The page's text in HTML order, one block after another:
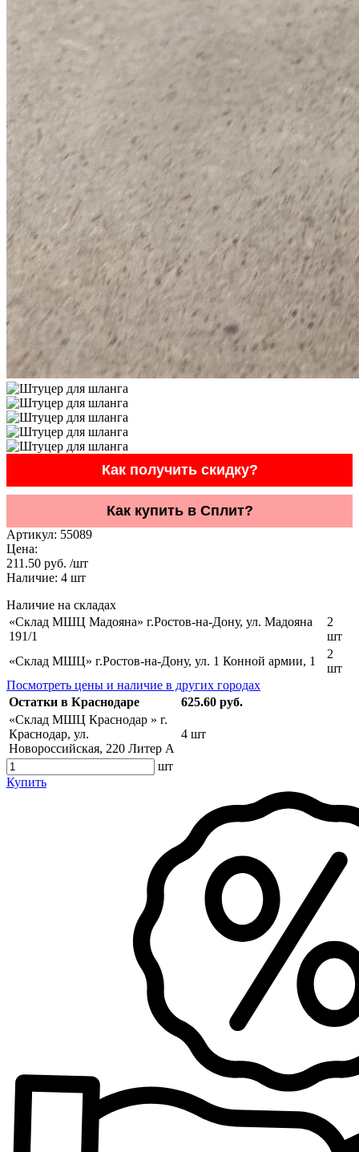
Как получить скидку?
Как купить в Сплит?
Артикул: 55089
Цена:
211.50 руб. /шт
Наличие: 4 шт
Наличие на складах
«Склад МШЦ Мадояна» г.Ростов-на-Дону, ул. Мадояна
191/1
2
шт
«Склад МШЦ» г.Ростов-на-Дону, ул. 1 Конной армии, 1
2
шт
Посмотреть цены и наличие в других городах
Остатки в Краснодаре
625.60 руб.
«Склад МШЦ Краснодар » г.
Краснодар, ул.
Новороссийская, 220 Литер А
4 шт
шт
Купить